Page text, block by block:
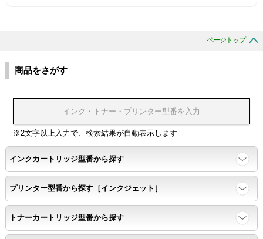
色同士のにじみがないこと。
浸透性
浸透性テスト用のサンプルを印刷する。
任意の色を背景として使用し、
背景と違う色で8号サイズのArialフォントで
鮮明に印刷できること。
速乾性
ページトップ
商品をさがす
※2文字以上入力で、検索結果が自動表示します
インクカートリッジ型番から探す
プリンター型番から探す［インクジェット］
トナーカートリッジ型番から探す